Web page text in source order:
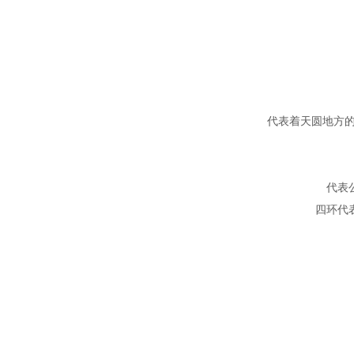
代表着天圆地方
代表
四环代